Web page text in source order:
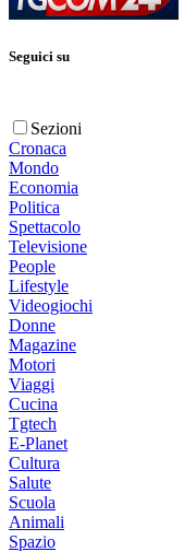
Seguici su
Sezioni
Cronaca
Mondo
Economia
Politica
Spettacolo
Televisione
People
Lifestyle
Videogiochi
Donne
Magazine
Motori
Viaggi
Cucina
Tgtech
E-Planet
Cultura
Salute
Scuola
Animali
Spazio